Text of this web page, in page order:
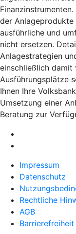
der
ausführliche und
nicht ersetzen.
Anlagestrategien
einschließlich damit
Ausführungsplätze
Ihnen Ihre
Umsetzung einer
Beratung zur
Impressum
Datenschutz
Rechtliche
AGB
Barrierefreiheit